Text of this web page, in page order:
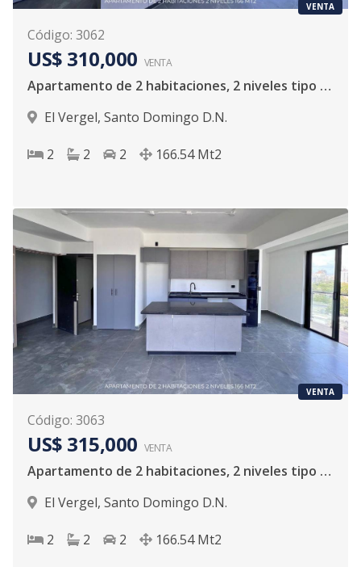
VENTA
Código: 3062
US$ 310,000 VENTA
Apartamento de 2 habitaciones, 2 niveles tipo loft.
El Vergel, Santo Domingo D.N.
2 2 2 166.54 Mt2
VENTA
Código: 3063
US$ 315,000 VENTA
Apartamento de 2 habitaciones, 2 niveles tipo loft.
El Vergel, Santo Domingo D.N.
2 2 2 166.54 Mt2